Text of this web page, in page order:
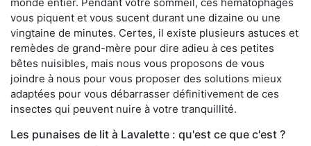
vous piquent et vous sucent durant une dizaine ou une
vingtaine de minutes. Certes, il existe plusieurs astuces et
remèdes de grand-mère pour dire adieu à ces petites
bêtes nuisibles, mais nous vous proposons de vous
joindre à nous pour vous proposer des solutions mieux
adaptées pour vous débarrasser définitivement de ces
insectes qui peuvent nuire à votre tranquillité.
Les punaises de lit à Lavalette : qu'est ce que c'est ?